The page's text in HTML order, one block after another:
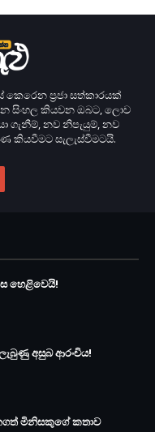
ප‍්‍රජා සත්කාරයක්
සිංහල කියවන ඔබට, ලොව
ගැනීම්, නව නිපැයුම්, නව
කියවීමට සැලැස්වීමටයි.
හෙළිවෙයි!
අසුබ ආරංචිය!
මිනිසකුගේ කතාව